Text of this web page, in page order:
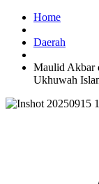
Home
Daerah
Maulid Akbar
Ukhuwah